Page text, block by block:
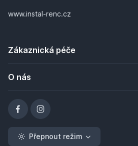
www.instal-renc.cz
Zákaznická péče
O nás
Přepnout režim